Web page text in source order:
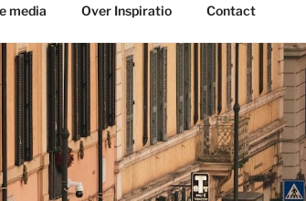
media Over Inspiratio Contact